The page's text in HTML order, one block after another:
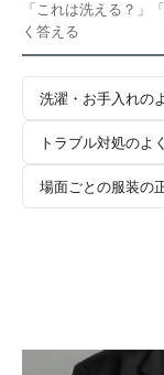
「これは洗える？」
く答える
洗濯・お手入れの
トラブル対処のよ
場面ごとの服装の